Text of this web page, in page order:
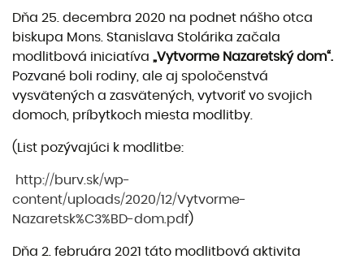
Dňa 25. decembra 2020 na podnet nášho otca
biskupa Mons. Stanislava Stolárika začala
modlitbová iniciatíva „Vytvorme Nazaretský dom“.
Pozvané boli rodiny, ale aj spoločenstvá
vysvätených a zasvätených, vytvoriť vo svojich
domoch, príbytkoch miesta modlitby.
(List pozývajúci k modlitbe:
http://burv.sk/wp-
content/uploads/2020/12/Vytvorme-
Nazaretsk%C3%BD-dom.pdf)
Dňa 2. februára 2021 táto modlitbová aktivita